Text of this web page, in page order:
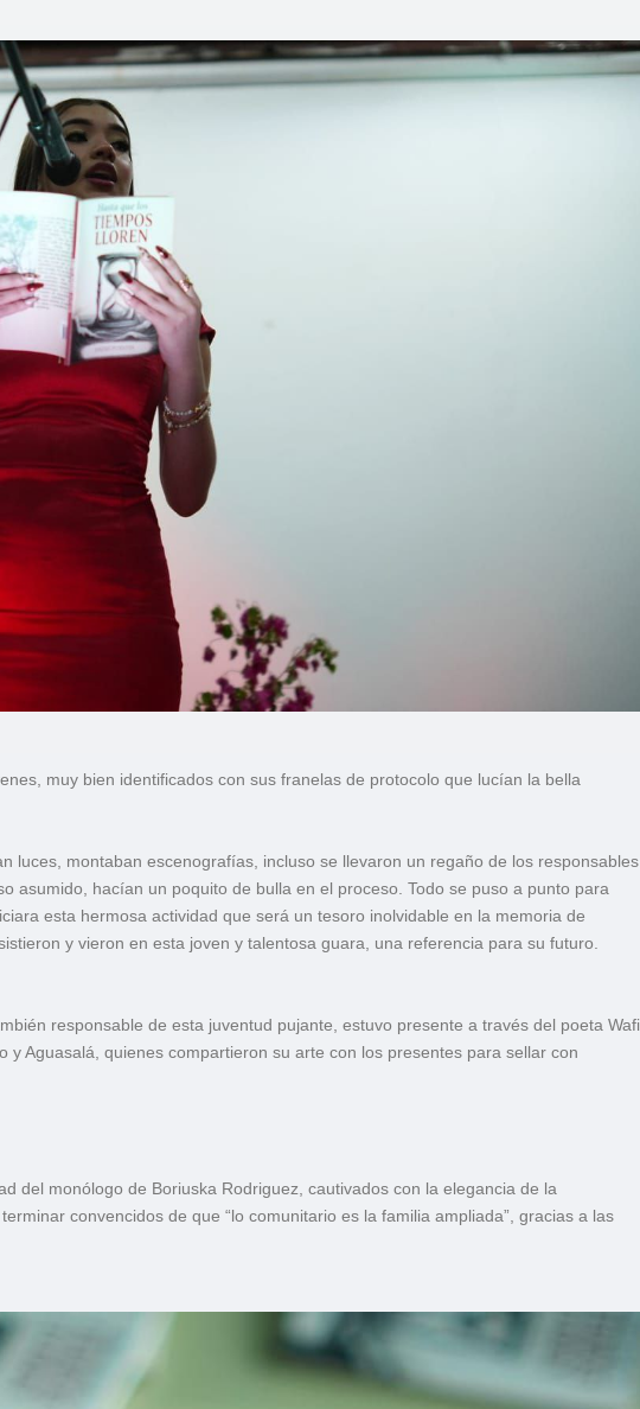
muy bien identificados con sus franelas de protocolo que lucían la bella
luces, montaban escenografías, incluso se llevaron un regaño de los responsables
asumido, hacían un poquito de bulla en el proceso. Todo se puso a punto para
esta hermosa actividad que será un tesoro inolvidable en la memoria de
y vieron en esta joven y talentosa guara, una referencia para su futuro.
responsable de esta juventud pujante, estuvo presente a través del poeta Wafi
y Aguasalá, quienes compartieron su arte con los presentes para sellar con
del monólogo de Boriuska Rodriguez, cautivados con la elegancia de la
convencidos de que “lo comunitario es la familia ampliada”, gracias a las